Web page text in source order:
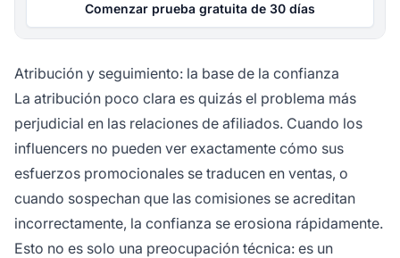
Comenzar prueba gratuita de 30 días
Atribución y seguimiento: la base de la confianza
La atribución poco clara es quizás el problema más
perjudicial en las relaciones de afiliados. Cuando los
influencers no pueden ver exactamente cómo sus
esfuerzos promocionales se traducen en ventas, o
cuando sospechan que las comisiones se acreditan
incorrectamente, la confianza se erosiona rápidamente.
Esto no es solo una preocupación técnica: es un